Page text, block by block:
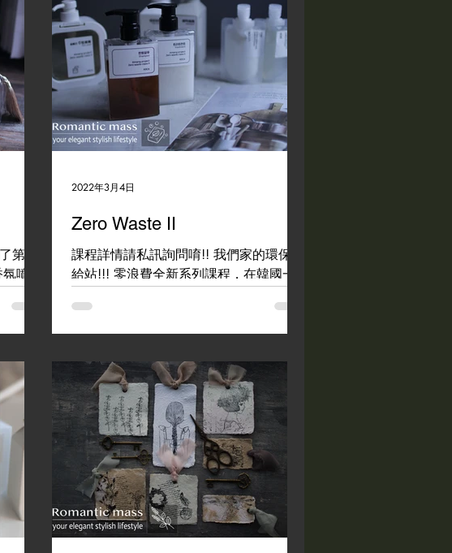
cleaner for pet寵物美容用品
KDCA Bubble bath泡澡錠
第三
噴霧
老師
結
了礦
Zero Waste II
課程詳情請私訊詢問唷!! 我們家的環保補
給站!!! 零浪費全新系列課程，在韓國一
使用的乳液、化妝水，還有純天然的頭髮
洗護系列，以及洗淨效果好的洗衣精，保
洗得亮晶晶的洗碗精，一次把家裡的基本
日用品帶回家!...
2022年3月4日